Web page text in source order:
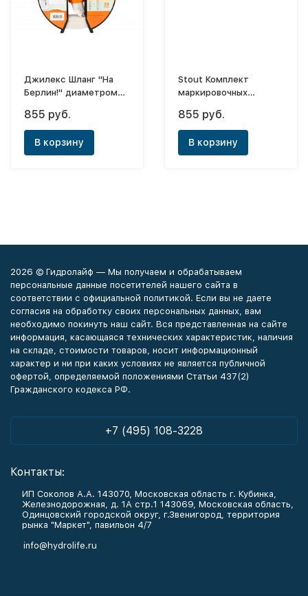
Джилекс Шланг "На
Берлин!" диаметром
(Снят с производства)
855 руб.
В корзину
Stout Комплект
маркировочных
855 руб.
В корзину
2026 © Гидролайф — Мы получаем и обрабатываем
персональные данные посетителей нашего сайта в
соответствии с официальной политикой. Если вы не даете
согласия на обработку своих персональных данных, вам
необходимо покинуть наш сайт. Вся представленная на сайте
информация, касающаяся технических характеристик, наличия
на складе, стоимости товаров, носит информационный
характер и ни при каких условиях не является публичной
офертой, определяемой положениями Статьи 437(2)
Гражданского кодекса РФ.
+7 (495) 108-3228
Контакты:
ИП Соколов А.А. 143070, Московская область г. Кубинка,
Железнодорожная, д. 1А стр.1 143069, Московская область,
Одинцовский городской округ, г.Звенигород, территория
рынка "Маркет", павильон 4/7
info@hydrolife.ru